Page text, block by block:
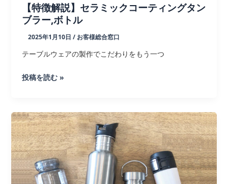
【特徴解説】セラミックコーティングタン
ブラー,ボトル
2025年1月10日 / お客様総合窓口
テーブルウェアの製作でこだわりをもう一つ
【特
説】
セ
ラ
ミ
ッ
ク
投稿を読む »